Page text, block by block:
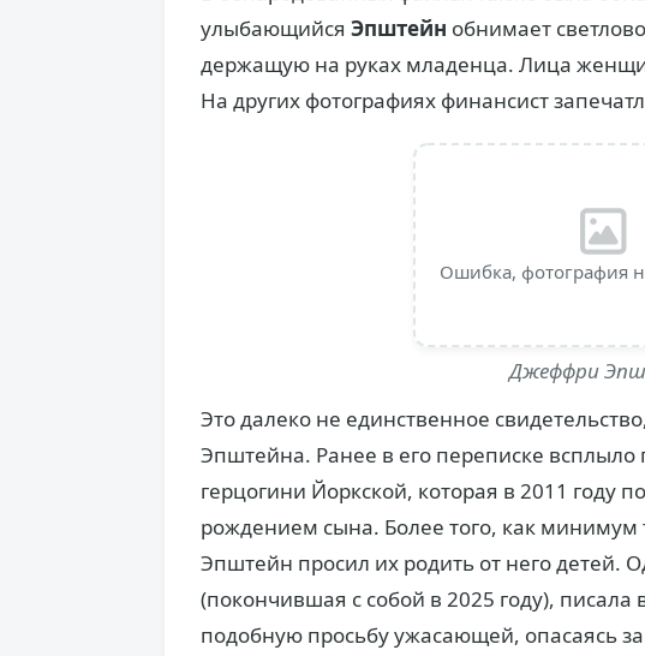
улыбающийся Эпштейн обнимает
держащую на руках младенца. Лица
На других фотографиях финансист
Ошибка, фотография
Джеффри
Это далеко не единственное
Эпштейна. Ранее в его переписке
герцогини Йоркской, которая в 2011 году
рождением сына. Более того, как
Эпштейн просил их родить от него детей.
(покончившая с собой в 2025 году), писала
подобную просьбу ужасающей, опасаясь